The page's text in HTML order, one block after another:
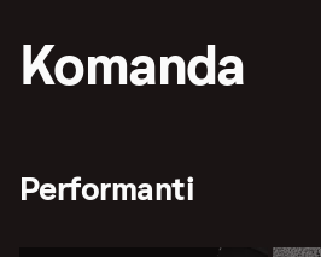
Komanda
Performanti